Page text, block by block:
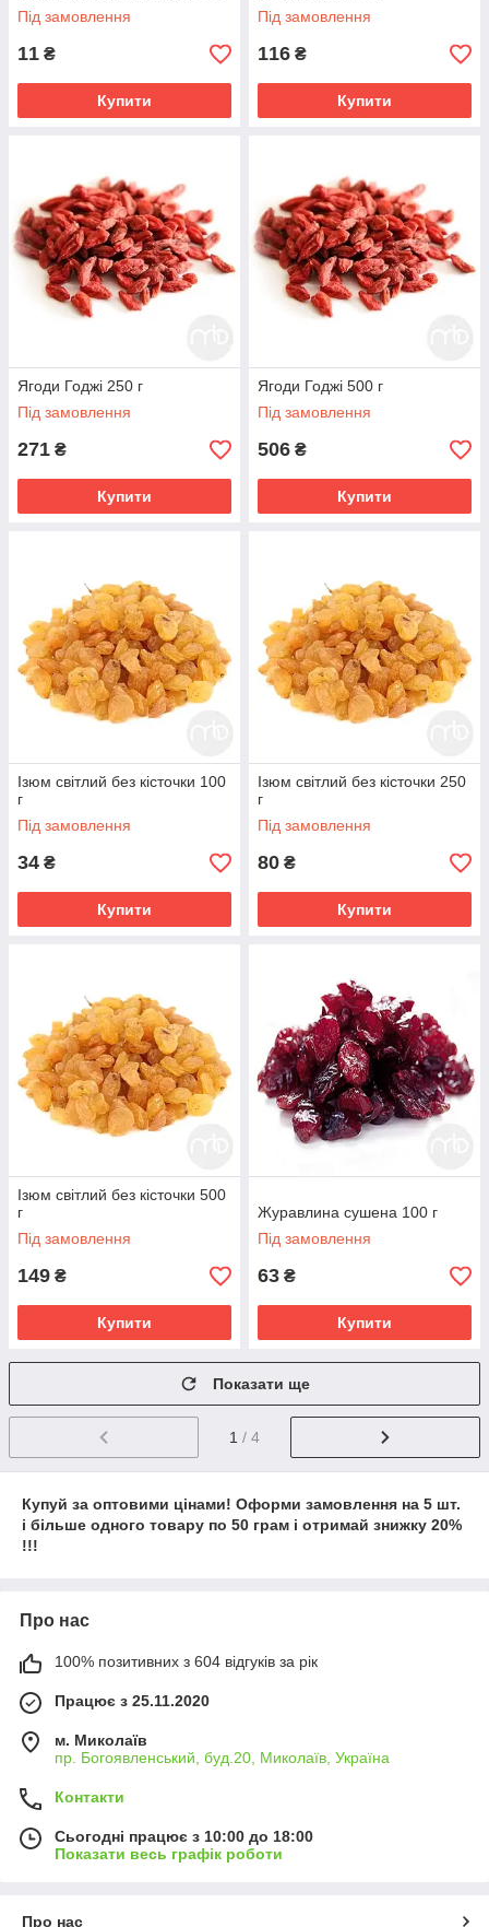
Під замовлення
11 ₴
Купити
Під замовлення
116 ₴
Купити
Ягоди Годжі 250 г
Під замовлення
271 ₴
Купити
Ягоди Годжі 500 г
Під замовлення
506 ₴
Купити
Ізюм світлий без кісточки 100
г
Під замовлення
34 ₴
Купити
Ізюм світлий без кісточки 250
г
Під замовлення
80 ₴
Купити
Ізюм світлий без кісточки 500
г
Під замовлення
149 ₴
Купити
Журавлина сушена 100 г
Під замовлення
63 ₴
Купити
Показати ще
1 / 4
Купуй за оптовими цінами! Оформи замовлення на 5 шт.
і більше одного товару по 50 грам і отримай знижку 20%
!!!
Про нас
100% позитивних з 604 відгуків за рік
Працює з 25.11.2020
м. Миколаїв
пр. Богоявленський, буд.20, Миколаїв, Україна
Контакти
Сьогодні працює з 10:00 до 18:00
Показати весь графік роботи
Про нас